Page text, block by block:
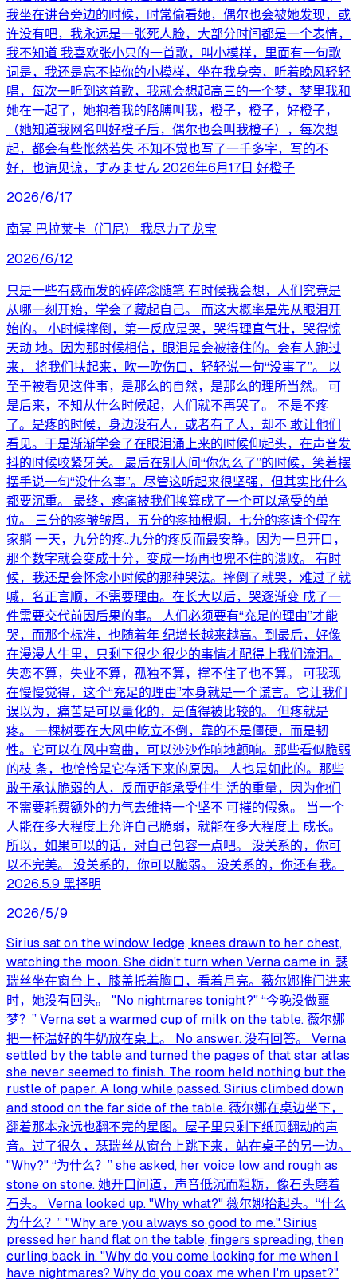
我坐在讲台旁边的时候，时常偷看她，偶尔也会被她发现，或
许没有吧，我永远是一张死人脸，大部分时间都是一个表情，
我不知道 我喜欢张小只的一首歌，叫小模样，里面有一句歌
词是，我还是忘不掉你的小模样，坐在我身旁，听着晚风轻轻
唱，每次一听到这首歌，我就会想起高三的一个梦，梦里我和
她在一起了，她抱着我的胳膊叫我，橙子，橙子，好橙子，
（她知道我网名叫好橙子后，偶尔也会叫我橙子），每次想
起，都会有些怅然若失 不知不觉也写了一千多字，写的不
好，也请见谅，すみません 2026年6月17日 好橙子
2026/6/17
南冥 巴拉莱卡（门尼） 我尽力了龙宝
2026/6/12
只是一些有感而发的碎碎念随笔 有时候我会想，人们究竟是
从哪一刻开始，学会了藏起自己。 而这大概率是先从眼泪开
始的。 小时候摔倒，第一反应是哭，哭得理直气壮，哭得惊
天动 地。因为那时候相信，眼泪是会被接住的。会有人跑过
来， 将我们扶起来，吹一吹伤口，轻轻说一句“没事了”。 以
至于被看见这件事，是那么的自然，是那么的理所当然。 可
是后来，不知从什么时候起，人们就不再哭了。 不是不疼
了。是疼的时候，身边没有人，或者有了人，却不 敢让他们
看见。于是渐渐学会了在眼泪涌上来的时候仰起头，在声音发
抖的时候咬紧牙关。 最后在别人问“你怎么了”的时候，笑着摆
摆手说一句“没什么事”。尽管这听起来很坚强，但其实比什么
都要沉重。 最终，疼痛被我们换算成了一个可以承受的单
位。 三分的疼皱皱眉，五分的疼抽根烟，七分的疼请个假在
家躺 一天，九分的疼..九分的疼反而最安静。因为一旦开口，
那个数字就会变成十分，变成一场再也兜不住的溃败。 有时
候，我还是会怀念小时候的那种哭法。摔倒了就哭，难过了就
喊，名正言顺，不需要理由。在长大以后，哭逐渐变 成了一
件需要交代前因后果的事。 人们必须要有“充足的理由”才能
哭，而那个标准，也随着年 纪增长越来越高。到最后，好像
在漫漫人生里，只剩下很少 很少的事情才配得上我们流泪。
失恋不算，失业不算，孤独不算，撑不住了也不算。 可我现
在慢慢觉得，这个“充足的理由”本身就是一个谎言。它让我们
误以为，痛苦是可以量化的，是值得被比较的。 但疼就是
疼。 一棵树要在大风中屹立不倒，靠的不是僵硬，而是韧
性。它可以在风中弯曲，可以沙沙作响地颤响。那些看似脆弱
的枝 条，也恰恰是它存活下来的原因。 人也是如此的。那些
敢于承认脆弱的人，反而更能承受住生 活的重量，因为他们
不需要耗费额外的力气去维持一个坚不 可摧的假象。 当一个
人能在多大程度上允许自己脆弱，就能在多大程度上 成长。
所以，如果可以的话，对自己包容一点吧。 没关系的，你可
以不完美。 没关系的，你可以脆弱。 没关系的，你还有我。
2026.5.9 黑择明
2026/5/9
Sirius sat on the window ledge, knees drawn to her chest,
watching the moon. She didn't turn when Verna came in. 瑟
瑞丝坐在窗台上，膝盖抵着胸口，看着月亮。薇尔娜推门进来
时，她没有回头。 "No nightmares tonight?" “今晚没做噩
梦？” Verna set a warmed cup of milk on the table. 薇尔娜
把一杯温好的牛奶放在桌上。 No answer. 没有回答。 Verna
settled by the table and turned the pages of that star atlas
she never seemed to finish. The room held nothing but the
rustle of paper. A long while passed. Sirius climbed down
and stood on the far side of the table. 薇尔娜在桌边坐下，
翻着那本永远也翻不完的星图。屋子里只剩下纸页翻动的声
音。过了很久，瑟瑞丝从窗台上跳下来，站在桌子的另一边。
"Why?" “为什么？” she asked, her voice low and rough as
stone on stone. 她开口问道，声音低沉而粗粝，像石头磨着
石头。 Verna looked up. "Why what?" 薇尔娜抬起头。“什么
为什么？” "Why are you always so good to me." Sirius
pressed her hand flat on the table, fingers spreading, then
curling back in. "Why do you come looking for me when I
have nightmares? Why do you coax me when I'm upset?"